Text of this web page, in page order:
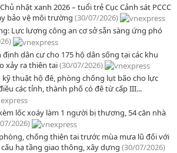
nhật xanh 2026 – tuổi trẻ Cục Cảnh sát PCCC
bảo vệ môi trường (30/07/2026)
Lực lượng công an cơ sở sẵn sàng ứng phó
định dân cư cho 175 hộ dân sống tại các khu
xảy ra thiên tai(30/07/2026)
thuật hộ đê, phòng chống lụt bão cho lực
các tỉnh, thành phố có đê từ cấp III...
lốc xoáy làm 1 người bị thương, 54 căn nhà
2026)
chống thiên tai trước mùa mưa lũ đối với
hạ tầng giao thông, xây dựng (30/07/2026)